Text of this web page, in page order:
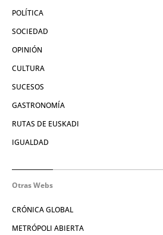
POLÍTICA
SOCIEDAD
OPINIÓN
CULTURA
SUCESOS
GASTRONOMÍA
RUTAS DE EUSKADI
IGUALDAD
Otras Webs
CRÓNICA GLOBAL
METRÓPOLI ABIERTA